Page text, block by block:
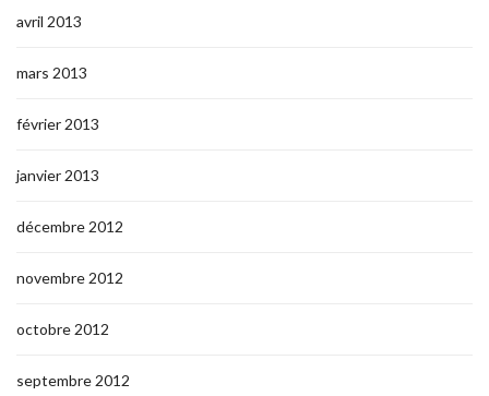
avril 2013
mars 2013
février 2013
janvier 2013
décembre 2012
novembre 2012
octobre 2012
septembre 2012